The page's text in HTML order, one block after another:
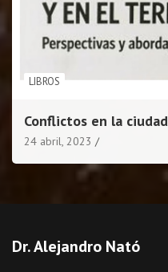
LIBROS
Conflictos en la
24 abril, 2023
Dr. Alejandro Nató